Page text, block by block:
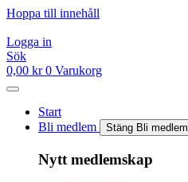
Hoppa till innehåll
Logga in
Sök
0,00 kr 0 Varukorg
Start
Bli medlem
Stäng Bli medlem
Nytt medlemskap